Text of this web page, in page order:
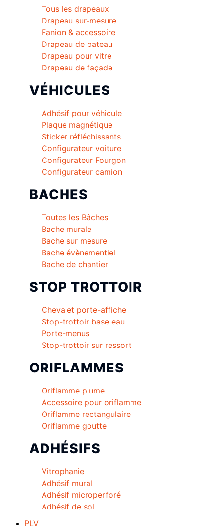
Tous les drapeaux
Drapeau sur-mesure
Fanion & accessoire
Drapeau de bateau
Drapeau pour vitre
Drapeau de façade
VÉHICULES
Adhésif pour véhicule
Plaque magnétique
Sticker réfléchissants
Configurateur voiture
Configurateur Fourgon
Configurateur camion
BACHES
Toutes les Bâches
Bache murale
Bache sur mesure
Bache évènementiel
Bache de chantier
STOP TROTTOIR
Chevalet porte-affiche
Stop-trottoir base eau
Porte-menus
Stop-trottoir sur ressort
ORIFLAMMES
Oriflamme plume
Accessoire pour oriflamme
Oriflamme rectangulaire
Oriflamme goutte
ADHÉSIFS
Vitrophanie
Adhésif mural
Adhésif microperforé
Adhésif de sol
PLV